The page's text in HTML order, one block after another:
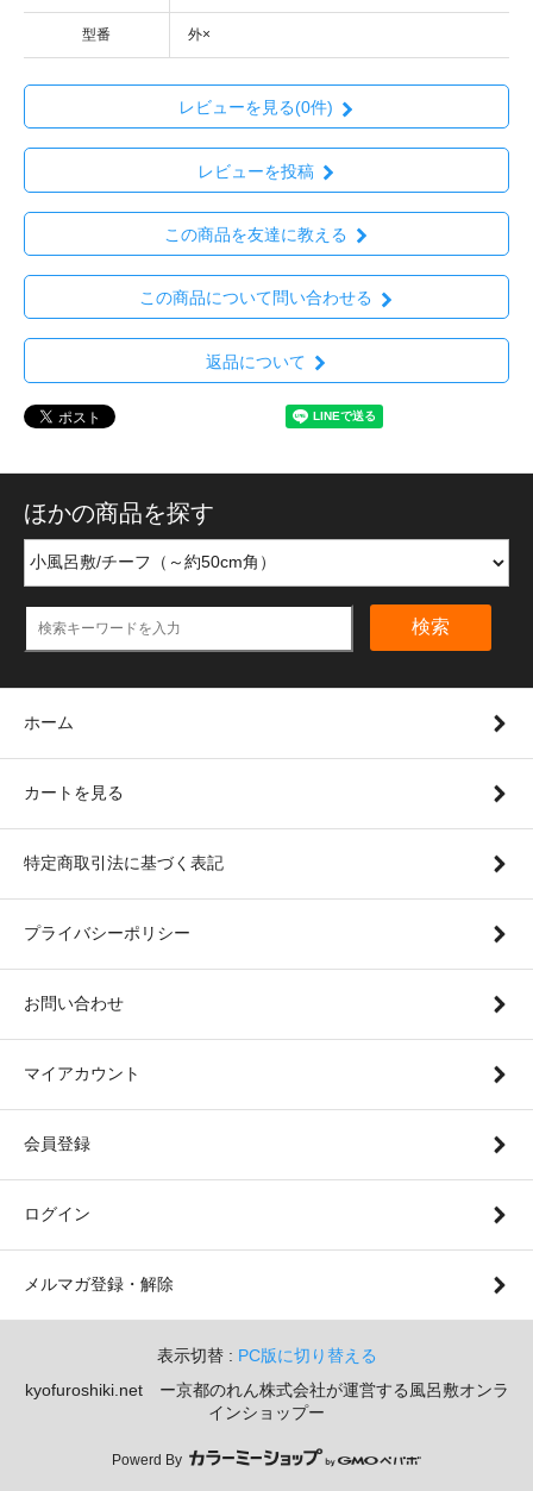
型番 外×
レビューを見る(0件)
レビューを投稿
この商品を友達に教える
この商品について問い合わせる
返品について
ほかの商品を探す
検索
ホーム
カートを見る
特定商取引法に基づく表記
プライバシーポリシー
お問い合わせ
マイアカウント
会員登録
ログイン
メルマガ登録・解除
表示切替 : PC版に切り替える
kyofuroshiki.net ー京都のれん株式会社が運営する風呂敷オンラ
インショップー
Powerd By